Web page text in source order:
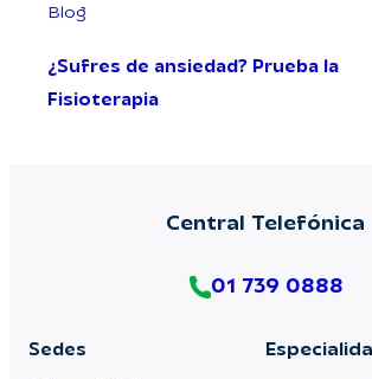
Blog
¿Sufres de ansiedad? Prueba la
Fisioterapia
Central Telefónica
01 739 0888
Sedes